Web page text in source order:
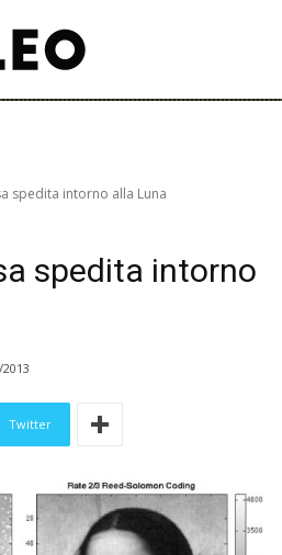
spedita intorno alla Luna
spedita intorno
Twitter